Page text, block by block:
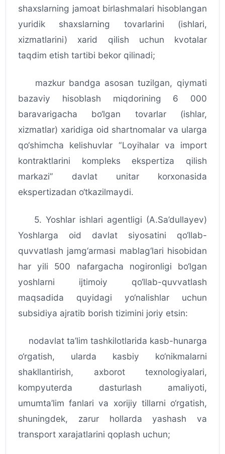
shaxslarning jamoat birlashmalari hisoblangan
yuridik shaxslarning tovarlarini (ishlari,
xizmatlarini) xarid qilish uchun kvotalar
taqdim etish tartibi bekor qilinadi;
mazkur bandga asosan tuzilgan, qiymati
bazaviy hisoblash miqdorining 6 000
baravarigacha bo‘lgan tovarlar (ishlar,
xizmatlar) xaridiga oid shartnomalar va ularga
qo‘shimcha kelishuvlar “Loyihalar va import
kontraktlarini kompleks ekspertiza qilish
markazi” davlat unitar korxonasida
ekspertizadan o‘tkazilmaydi.
5. Yoshlar ishlari agentligi (A.Sa’dullayev)
Yoshlarga oid davlat siyosatini qo‘llab-
quvvatlash jamg‘armasi mablag‘lari hisobidan
har yili 500 nafargacha nogironligi bo‘lgan
yoshlarni ijtimoiy qo‘llab-quvvatlash
maqsadida quyidagi yo‘nalishlar uchun
subsidiya ajratib borish tizimini joriy etsin:
nodavlat ta’lim tashkilotlarida kasb-hunarga
o‘rgatish, ularda kasbiy ko‘nikmalarni
shakllantirish, axborot texnologiyalari,
kompyuterda dasturlash amaliyoti,
umumta’lim fanlari va xorijiy tillarni o‘rgatish,
shuningdek, zarur hollarda yashash va
transport xarajatlarini qoplash uchun;